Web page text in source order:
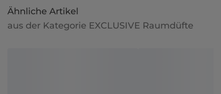
Ähnliche Artikel
aus der Kategorie EXCLUSIVE Raumdüfte